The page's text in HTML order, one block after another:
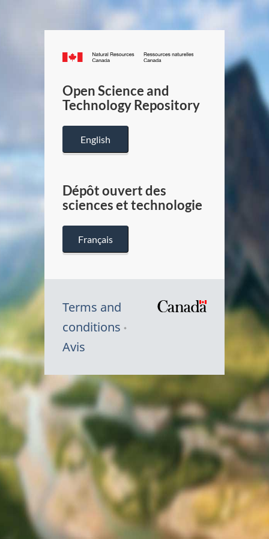
Canada.ca
/
Canada
Open Science and
Technology Repository
English
Dépôt ouvert des
sciences et technologie
Français
Terms and
conditions
Avis
Canada